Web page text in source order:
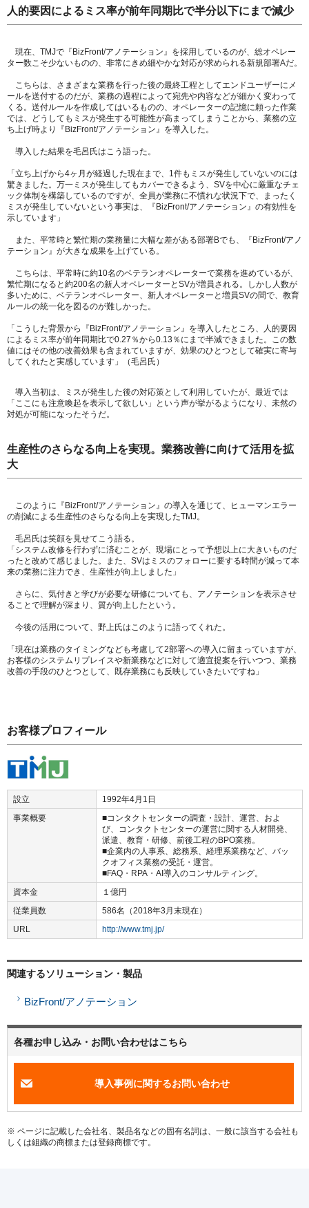
人的要因によるミス率が前年同期比で半分以下にまで減少
現在、TMJで『BizFront/アノテーション』を採用しているのが、総オペレー
ター数こそ少ないものの、非常にきめ細やかな対応が求められる新規部署Aだ。
こちらは、さまざまな業務を行った後の最終工程としてエンドユーザーにメ
ールを送付するのだが、業務の過程によって宛先や内容などが細かく変わって
くる。送付ルールを作成してはいるものの、オペレーターの記憶に頼った作業
では、どうしてもミスが発生する可能性が高まってしまうことから、業務の立
ち上げ時より『BizFront/アノテーション』を導入した。
導入した結果を毛呂氏はこう語った。
「立ち上げから4ヶ月が経過した現在まで、1件もミスが発生していないのには
驚きました。万一ミスが発生してもカバーできるよう、SVを中心に厳重なチェ
ック体制を構築しているのですが、全員が業務に不慣れな状況下で、まったく
ミスが発生していないという事実は、『BizFront/アノテーション』の有効性を
示しています」
また、平常時と繁忙期の業務量に大幅な差がある部署Bでも、『BizFront/アノ
テーション』が大きな成果を上げている。
こちらは、平常時に約10名のベテランオペレーターで業務を進めているが、
繁忙期になると約200名の新人オペレーターとSVが増員される。しかし人数が
多いために、ベテランオペレーター、新人オペレーターと増員SVの間で、教育
ルールの統一化を図るのが難しかった。
「こうした背景から『BizFront/アノテーション』を導入したところ、人的要因
によるミス率が前年同期比で0.27％から0.13％にまで半減できました。この数
値にはその他の改善効果も含まれていますが、効果のひとつとして確実に寄与
してくれたと実感しています」（毛呂氏）
導入当初は、ミスが発生した後の対応策として利用していたが、最近では
「ここにも注意喚起を表示して欲しい」という声が挙がるようになり、未然の
対処が可能になったそうだ。
生産性のさらなる向上を実現。業務改善に向けて活用を拡
大
このように『BizFront/アノテーション』の導入を通じて、ヒューマンエラー
の削減による生産性のさらなる向上を実現したTMJ。
毛呂氏は笑顔を見せてこう語る。
「システム改修を行わずに済むことが、現場にとって予想以上に大きいものだ
ったと改めて感じました。また、SVはミスのフォローに要する時間が減って本
来の業務に注力でき、生産性が向上しました」
さらに、気付きと学びが必要な研修についても、アノテーションを表示させ
ることで理解が深まり、質が向上したという。
今後の活用について、野上氏はこのように語ってくれた。
「現在は業務のタイミングなども考慮して2部署への導入に留まっていますが、
お客様のシステムリプレイスや新業務などに対して適宜提案を行いつつ、業務
改善の手段のひとつとして、既存業務にも反映していきたいですね」
お客様プロフィール
設立
1992年4月1日
事業概要
■コンタクトセンターの調査・設計、運営、およ
び、コンタクトセンターの運営に関する人材開発、
派遣、教育・研修、前後工程のBPO業務。
■企業内の人事系、総務系、経理系業務など、バッ
クオフィス業務の受託・運営。
■FAQ・RPA・AI導入のコンサルティング。
資本金
１億円
従業員数
586名（2018年3月末現在）
URL
http://www.tmj.jp/
関連するソリューション・製品
BizFront/アノテーション
各種お申し込み・お問い合わせはこちら
導入事例に関するお問い合わせ
※ ページに記載した会社名、製品名などの固有名詞は、一般に該当する会社も
しくは組織の商標または登録商標です。